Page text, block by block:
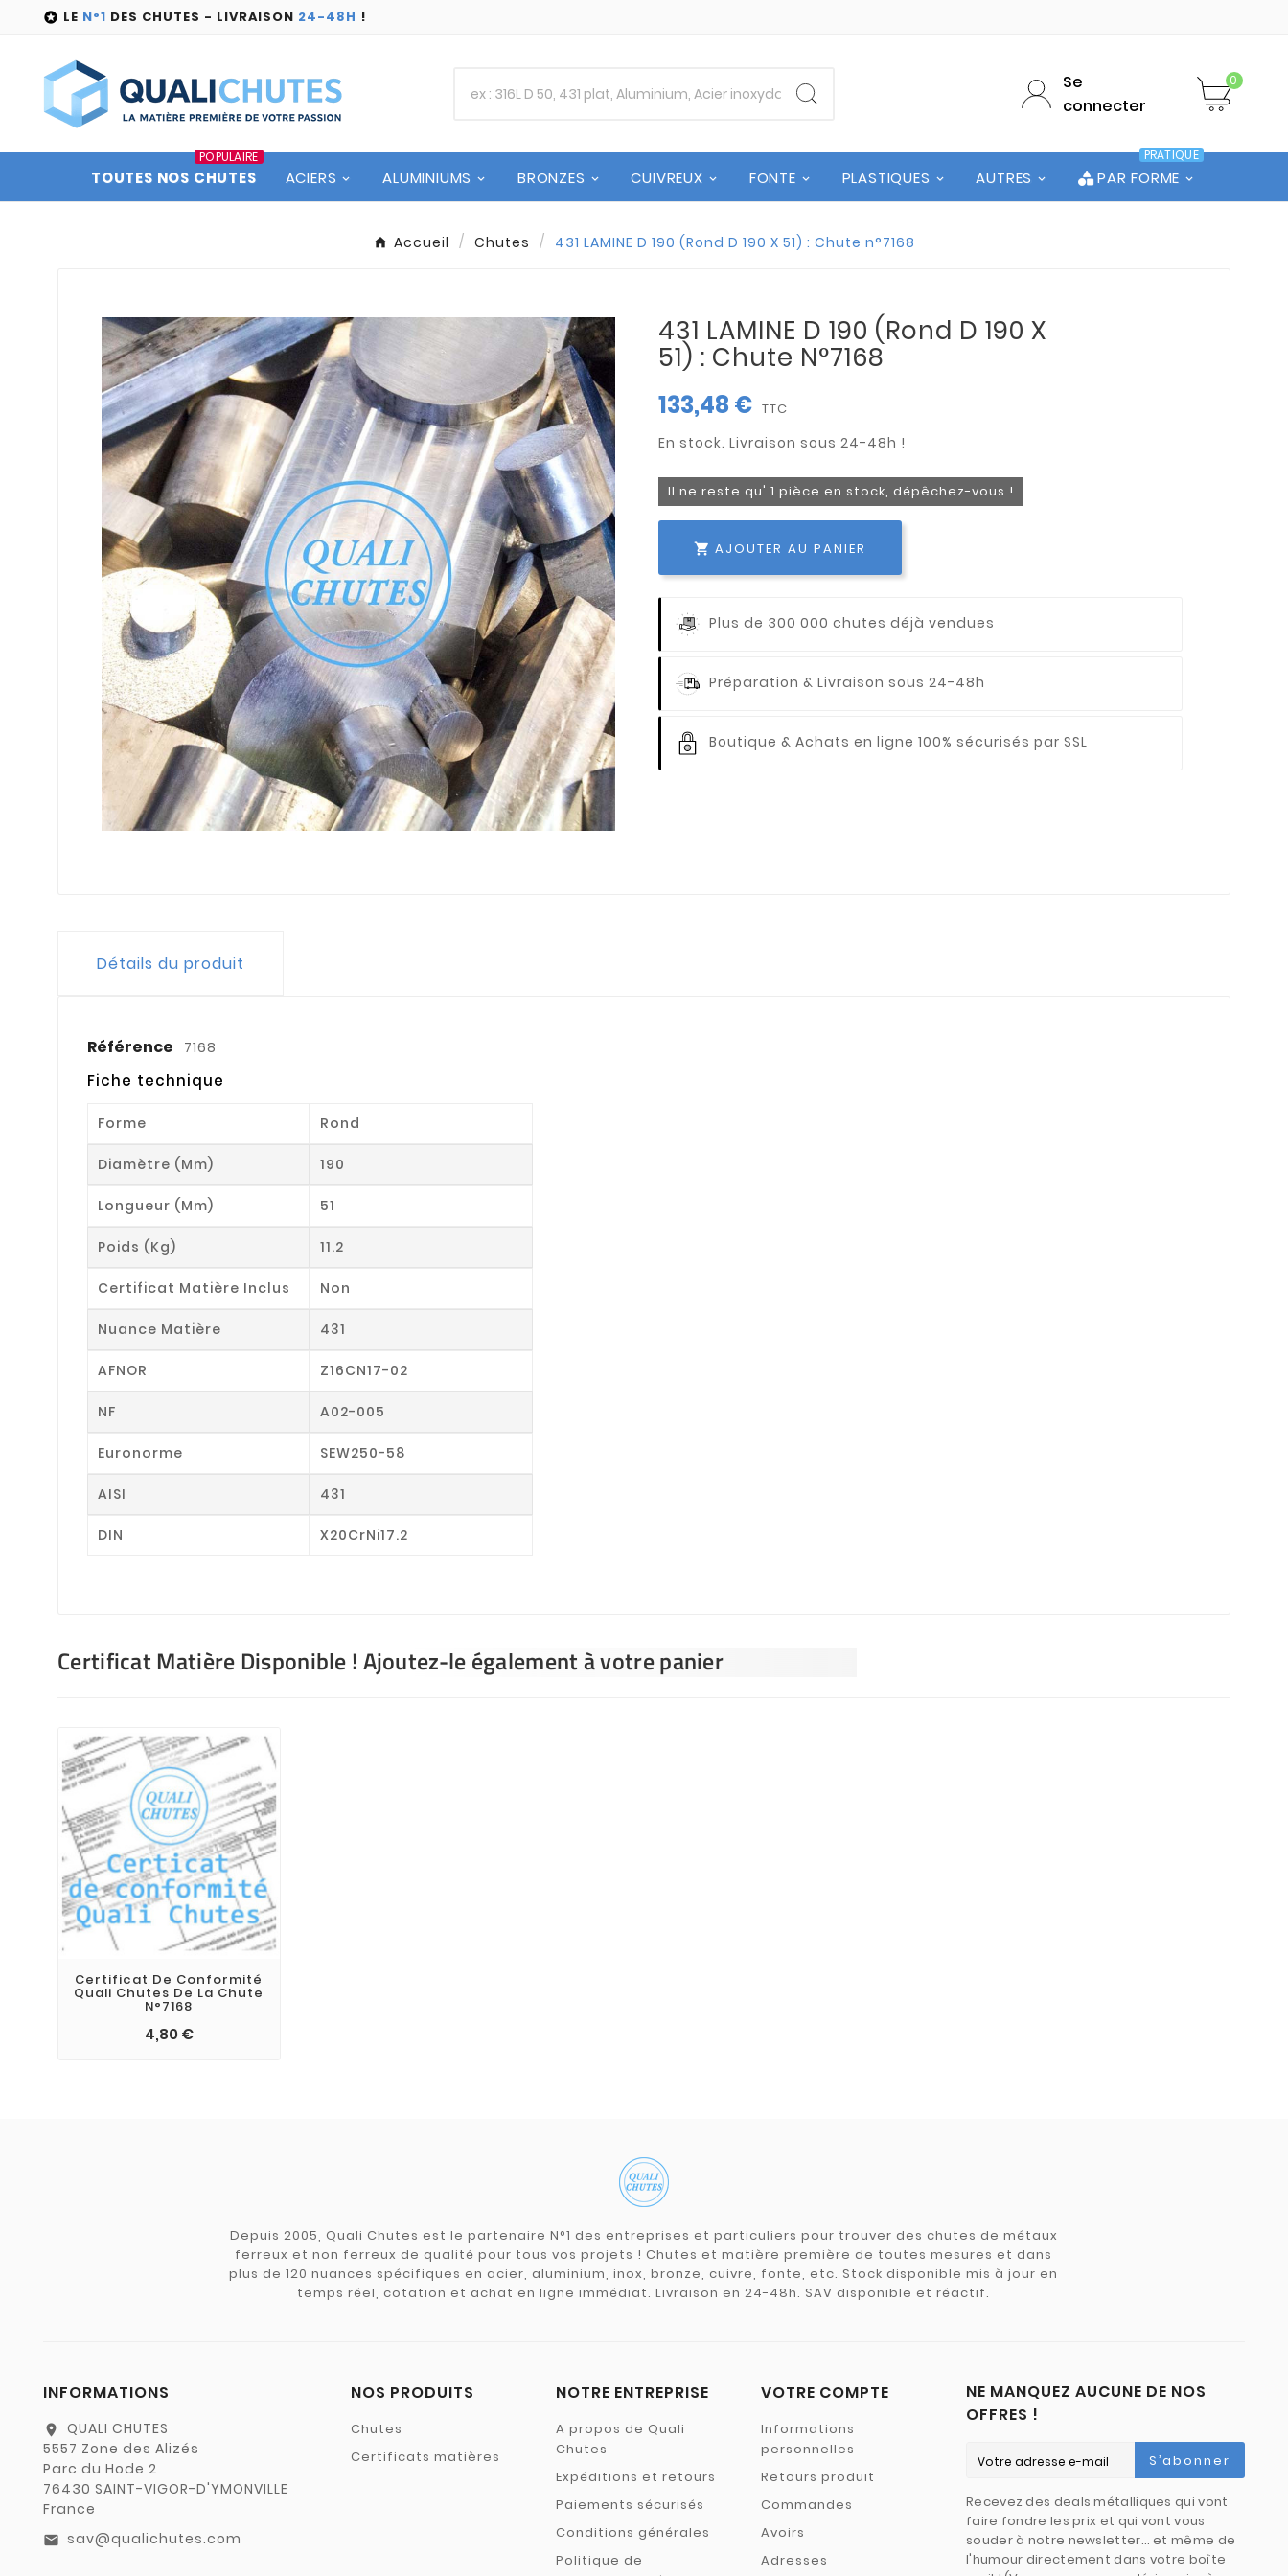
 LE N°1 DES CHUTES - LIVRAISON 24-48H !
Se
connecter
0
TOUTES NOS CHUTES
POPULAIRE
ACIERS ALUMINIUMS BRONZES CUIVREUX FONTE PLASTIQUES AUTRES PAR FORME
PRATIQUE
Accueil Chutes 431 LAMINE D 190 (Rond D 190 X 51) : Chute n°7168
431 LAMINE D 190 (Rond D 190 X
51) : Chute N°7168
133,48 € TTC
Il ne reste qu' 1 pièce en stock, dépêchez-vous !
 AJOUTER AU PANIER
Plus de 300 000 chutes déjà vendues
Préparation & Livraison sous 24-48h
Boutique & Achats en ligne 100% sécurisés par SSL
Détails du produit
Référence 7168
Fiche technique
Forme Rond
Diamètre (mm) 190
Longueur (mm) 51
Poids (kg) 11.2
Certificat Matière Inclus Non
Nuance Matière 431
AFNOR Z16CN17-02
NF A02-005
Euronorme SEW250-58
AISI 431
DIN X20CrNi17.2
Certificat Matière Disponible ! Ajoutez-le également à votre panier
Certificat De Conformité
Quali Chutes De La Chute
N°7168
4,80 €
Depuis 2005, Quali Chutes est le partenaire N°1 des entreprises et particuliers pour trouver des chutes de métaux
ferreux et non ferreux de qualité pour tous vos projets ! Chutes et matière première de toutes mesures et dans
plus de 120 nuances spécifiques en acier, aluminium, inox, bronze, cuivre, fonte, etc. Stock disponible mis à jour en
temps réel, cotation et achat en ligne immédiat. Livraison en 24-48h. SAV disponible et réactif.
INFORMATIONS
location_on
QUALI CHUTES
5557 Zone des Alizés
Parc du Hode 2
76430 SAINT-VIGOR-D'YMONVILLE
France
email sav@qualichutes.com
NOS PRODUITS
Chutes
Certificats matières
NOTRE ENTREPRISE
A propos de Quali
Chutes
Expéditions et retours
Paiements sécurisés
Conditions générales
Politique de
VOTRE COMPTE
Informations
personnelles
Retours produit
Commandes
Avoirs
Adresses
NE MANQUEZ AUCUNE DE NOS
OFFRES !
S’abonner
Recevez des deals métalliques qui vont
faire fondre les prix et qui vont vous
souder à notre newsletter… et même de
l'humour directement dans votre boîte